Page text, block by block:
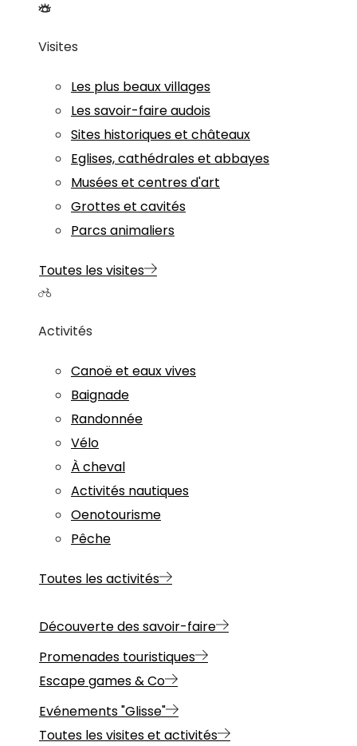
Visites
Les plus beaux villages
Les savoir-faire audois
Sites historiques et châteaux
Eglises, cathédrales et abbayes
Musées et centres d'art
Grottes et cavités
Parcs animaliers
Toutes les visites
Activités
Canoë et eaux vives
Baignade
Randonnée
Vélo
À cheval
Activités nautiques
Oenotourisme
Pêche
Toutes les activités
Découverte des savoir-faire
Promenades touristiques
Escape games & Co
Evénements "Glisse"
Toutes les visites et activités